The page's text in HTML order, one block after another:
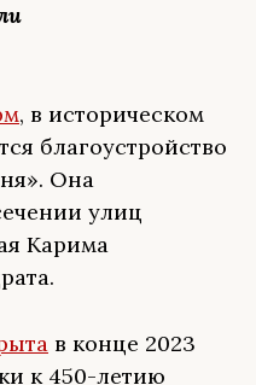
, в историческом
благоустройство
Она
улиц
Карима
в конце 2023
к 450-летию